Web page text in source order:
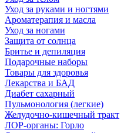
Уход за руками и ногтями
Ароматерапия и масла
Уход за ногами
Защита от солнца
Бритье и депиляция
Подарочные наборы
Товары для здоровья
Лекарства и БАД
Диабет сахарный
Пульмонология (легкие)
Желудочно-кишечный тракт
ЛОР-органы: Горло